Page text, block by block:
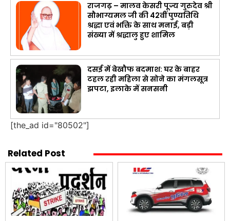
राजगढ़ – मालव केसरी पूज्य गुरुदेव श्री
सौभाग्यमल जी की 42वीं पुण्यतिथि
श्रद्धा एवं भक्ति के साथ मनाई, बड़ी
संख्या में श्रद्धालु हुए शामिल
दसई में बेखौफ बदमाश: घर के बाहर
टहल रही महिला से सोने का मंगलसूत्र
झपटा, इलाके में सनसनी
[the_ad id="80502"]
Related Post